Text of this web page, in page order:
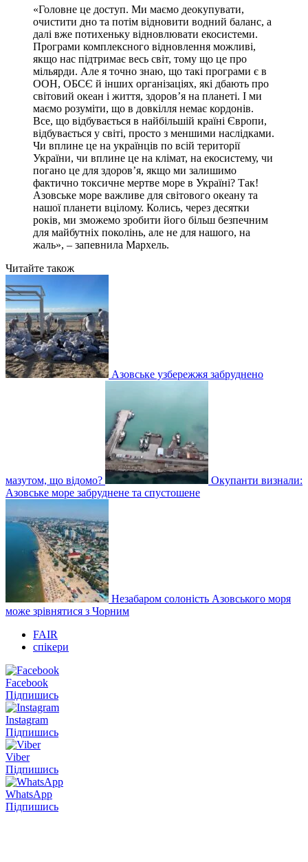
«Головне це доступ. Ми маємо деокупувати,
очистити дно та потім відновити водний баланс, а
далі вже потихеньку відновлювати екосистеми.
Програми комплексного відновлення можливі,
якщо нас підтримає весь світ, тому що це про
мільярди. Але я точно знаю, що такі програми є в
ООН, ОБСЄ й інших організаціях, які дбають про
світовий океан і життя, здоров’я на планеті. І ми
маємо розуміти, що в довкілля немає кордонів.
Все, що відбувається в найбільшій країні Європи,
відбувається у світі, просто з меншими наслідками.
Чи вплине це на українців по всій території
України, чи вплине це на клімат, на екосистему, чи
погано це для здоров’я, якщо ми залишимо
фактично токсичне мертве море в Україні? Так!
Азовське море важливе для світового океану та
нашої планети вцілому. Колись, через десятки
років, ми зможемо зробити його більш безпечним
для майбутніх поколінь, але не для нашого, на
жаль», – запевнила Мархель.
Читайте також
Азовське узбережжя забруднено
мазутом, що відомо?
Окупанти визнали:
Азовське море забруднене та спустошене
Незабаром солоність Азовського моря
може зрівнятися з Чорним
FAIR
спікери
Facebook
Підпишись
Instagram
Підпишись
Viber
Підпишись
WhatsApp
Підпишись